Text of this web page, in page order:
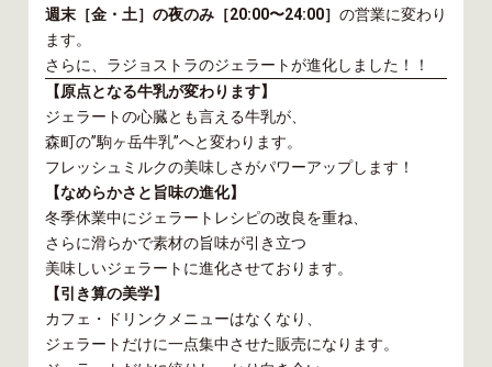
週末［金・土］の夜のみ［20:00〜24:00］ の営業に変わり
ます。
さらに、ラジョストラのジェラートが進化しました！！
【原点となる牛乳が変わります】
ジェラートの心臓とも言える牛乳が、
森町の”駒ヶ岳牛乳”へと変わります。
フレッシュミルクの美味しさがパワーアップします！
【なめらかさと旨味の進化】
冬季休業中にジェラートレシピの改良を重ね、
さらに滑らかで素材の旨味が引き立つ
美味しいジェラートに進化させております。
【引き算の美学】
カフェ・ドリンクメニューはなくなり、
ジェラートだけに一点集中させた販売になります。